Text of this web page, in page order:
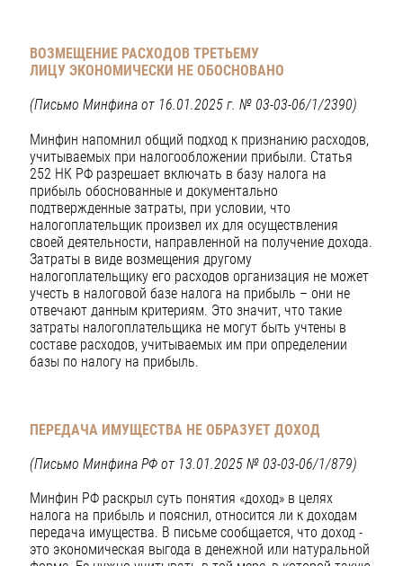
ВОЗМЕЩЕНИЕ РАСХОДОВ ТРЕТЬЕМУ
ЛИЦУ ЭКОНОМИЧЕСКИ НЕ ОБОСНОВАНО
(Письмо Минфина от 16.01.2025 г. № 03-03-06/1/2390)
Минфин напомнил общий подход к признанию расходов,
учитываемых при налогообложении прибыли. Статья
252 НК РФ разрешает включать в базу налога на
прибыль обоснованные и документально
подтвержденные затраты, при условии, что
налогоплательщик произвел их для осуществления
своей деятельности, направленной на получение дохода.
Затраты в виде возмещения другому
налогоплательщику его расходов организация не может
учесть в налоговой базе налога на прибыль – они не
отвечают данным критериям. Это значит, что такие
затраты налогоплательщика не могут быть учтены в
составе расходов, учитываемых им при определении
базы по налогу на прибыль.
ПЕРЕДАЧА ИМУЩЕСТВА НЕ ОБРАЗУЕТ ДОХОД
(Письмо Минфина РФ от 13.01.2025 № 03-03-06/1/879)
Минфин РФ раскрыл суть понятия «доход» в целях
налога на прибыль и пояснил, относится ли к доходам
передача имущества. В письме сообщается, что доход -
это экономическая выгода в денежной или натуральной